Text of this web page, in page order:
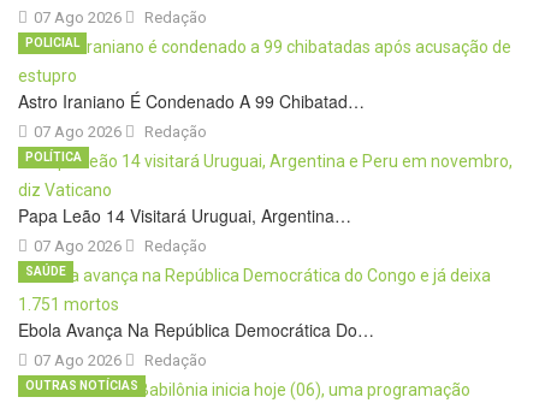
07 Ago 2026 Redação
Astro Iraniano É Condenado A 99 Chibatad…
07 Ago 2026
POLICIAL
Redação
Papa Leão 14 Visitará Uruguai, Argentina…
07 Ago 2026
POLÍTICA
Redação
Ebola Avança Na República Democrática Do…
07 Ago 2026
SAÚDE
Redação
OUTRAS NOTÍCIAS